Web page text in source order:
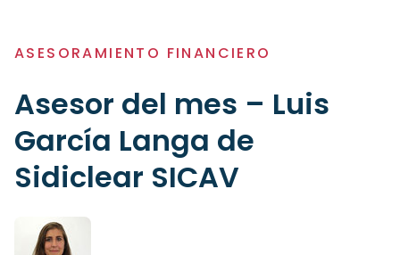
ASESORAMIENTO FINANCIERO
Asesor del mes – Luis
García Langa de
Sidiclear SICAV